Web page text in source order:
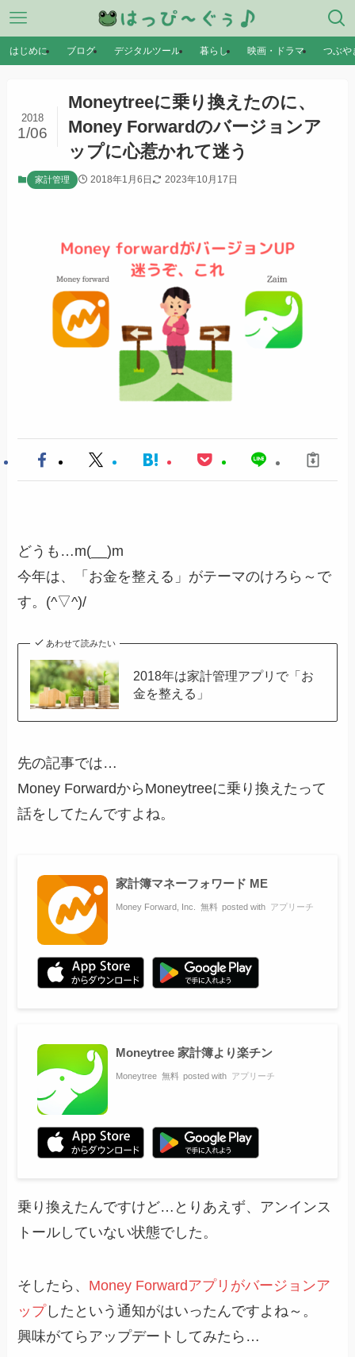
はじめに ブログ デジタルツール 暮らし 映画・ドラマ つぶや
Moneytreeに乗り換えたのに、
Money Forwardのバージョンア
ップに心惹かれて迷う
2018
1/06
家計管理 2018年1月6日 2023年10月17日
どうも…m(__)m
今年は、「お金を整える」がテーマのけろら～で
す。(^▽^)/
あわせて読みたい
2018年は家計管理アプリで「お
金を整える」
先の記事では…
Money ForwardからMoneytreeに乗り換えたって
話をしてたんですよね。
家計簿マネーフォワード ME
Money Forward, Inc. 無料 posted with アプリーチ
Moneytree 家計簿より楽チン
Moneytree 無料 posted with アプリーチ
乗り換えたんですけど…とりあえず、アンインス
トールしていない状態でした。
そしたら、 Money Forwardアプリがバージョンア
ップしたという通知がはいったんですよね～。
興味がてらアップデートしてみたら…